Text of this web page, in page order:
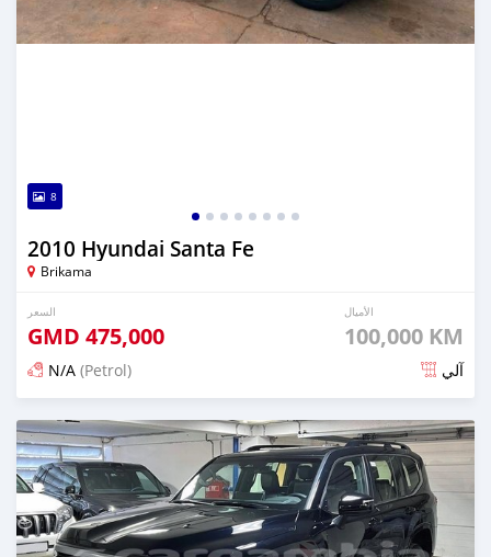
8
2010 Hyundai Santa Fe
Brikama
السعر
GMD 475,000
الأميال
100,000 KM
N/A (Petrol) آلي
تم النشر منذ 9 أيام مضت